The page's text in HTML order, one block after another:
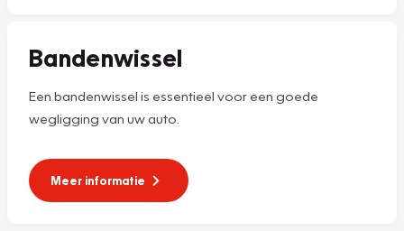
Bandenwissel
Een bandenwissel is essentieel voor een goede
wegligging van uw auto.
Meer informatie